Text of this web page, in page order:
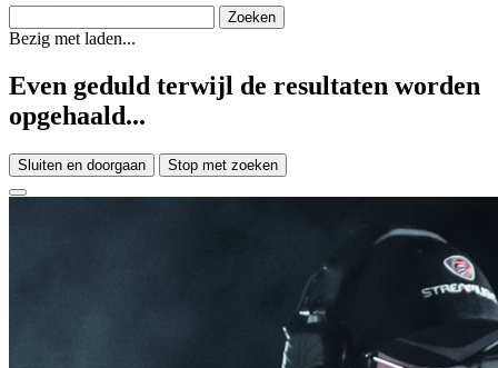
Bezig met laden...
Even geduld terwijl de resultaten worden
opgehaald...
Sluiten en doorgaan Stop met zoeken